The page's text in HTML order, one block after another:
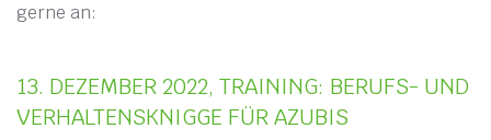
gerne an:
13. DEZEMBER 2022, TRAINING: BERUFS- UND
VERHALTENSKNIGGE FÜR AZUBIS